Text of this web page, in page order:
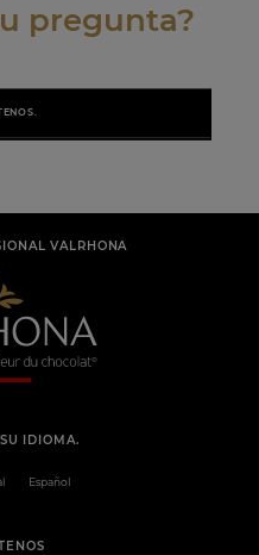
pregunta?
VALRHONA
IDIOMA.
Español